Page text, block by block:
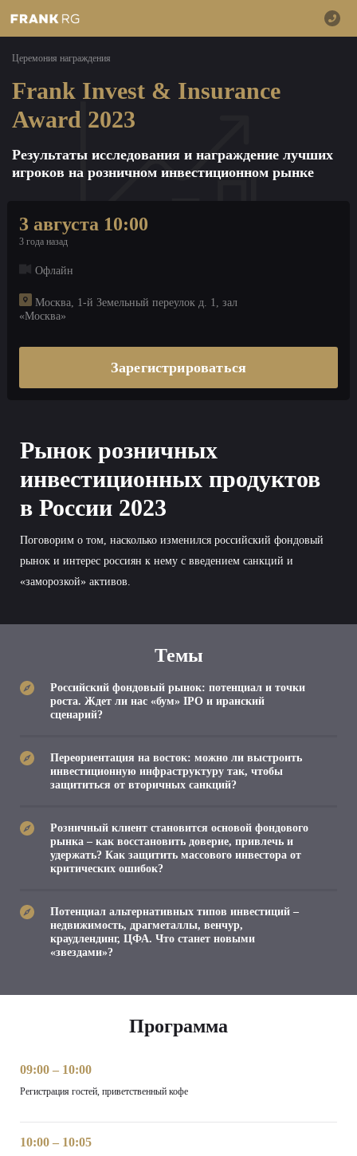
Церемония награждения
Frank Invest & Insurance
Award 2023
Результаты исследования и награждение лучших
игроков на розничном инвестиционном рынке
3 августа 10:00
3 года назад
Офлайн
Москва, 1-й Земельный переулок д. 1, зал
«Москва»
Зарегистрироваться
Рынок розничных
инвестиционных продуктов
в России 2023
Поговорим о том, насколько изменился российский фондовый
рынок и интерес россиян к нему с введением санкций и
«заморозкой» активов.
Темы
Российский фондовый рынок: потенциал и точки
роста. Ждет ли нас «бум» IPO и иранский
сценарий?
Переориентация на восток: можно ли выстроить
инвестиционную инфраструктуру так, чтобы
защититься от вторичных санкций?
Розничный клиент становится основой фондового
рынка – как восстановить доверие, привлечь и
удержать? Как защитить массового инвестора от
критических ошибок?
Потенциал альтернативных типов инвестиций –
недвижимость, драгметаллы, венчур,
краудлендинг, ЦФА. Что станет новыми
«звездами»?
Программа
09:00 – 10:00
Регистрация гостей, приветственный кофе
10:00 – 10:05